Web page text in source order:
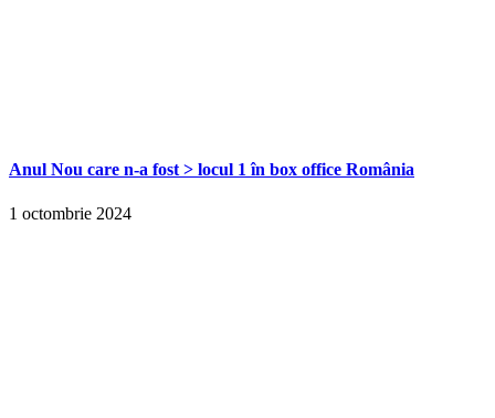
Anul Nou care n-a fost > locul 1 în box office România
1 octombrie 2024